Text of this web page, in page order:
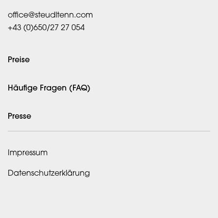
office@steudltenn.com
+43 (0)650/27 27 054
Preise
Häufige Fragen (FAQ)
Presse
Impressum
Datenschutzerklärung